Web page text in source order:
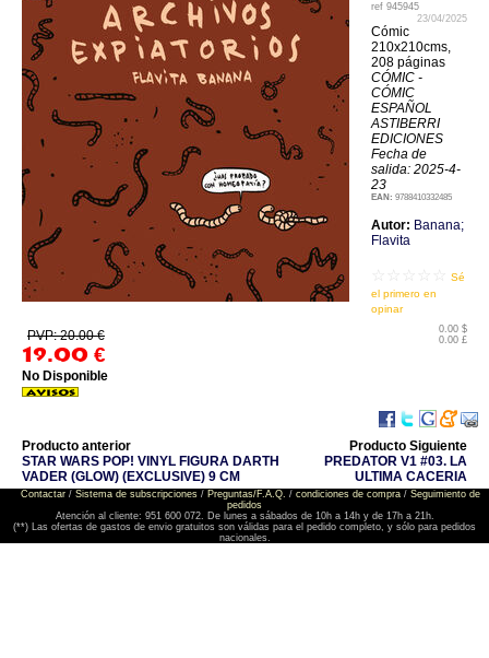
ref 945945
23/04/2025
Cómic
210x210cms,
208 páginas
CÓMIC -
CÓMIC
ESPAÑOL
ASTIBERRI
EDICIONES
Fecha de
salida: 2025-4-
23
EAN: 9788410332485
Autor: Banana;
Flavita
Sé
el primero en
opinar
PVP: 20.00 €
19.00 €
0.00 $
0.00 £
No Disponible
Producto anterior
STAR WARS POP! VINYL FIGURA DARTH
VADER (GLOW) (EXCLUSIVE) 9 CM
Producto Siguiente
PREDATOR V1 #03. LA
ULTIMA CACERIA
Contactar/ Sistema de subscripciones/ Preguntas/F.A.Q. / condiciones de compra/ Seguimiento de
pedidos
Atención al cliente: 951 600 072. De lunes a sábados de 10h a 14h y de 17h a 21h.
(**) Las ofertas de gastos de envio gratuitos son válidas para el pedido completo, y sólo para pedidos
nacionales.